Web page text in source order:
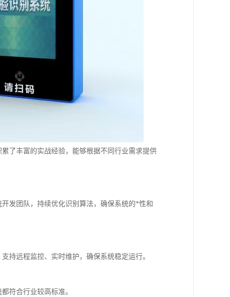
了丰富的实战经验，能够根据不同行业需求提供
发团队，持续优化识别算法，确保系统的*性和
持远程监控、实时维护，确保系统稳定运行。
符合行业较高标准。